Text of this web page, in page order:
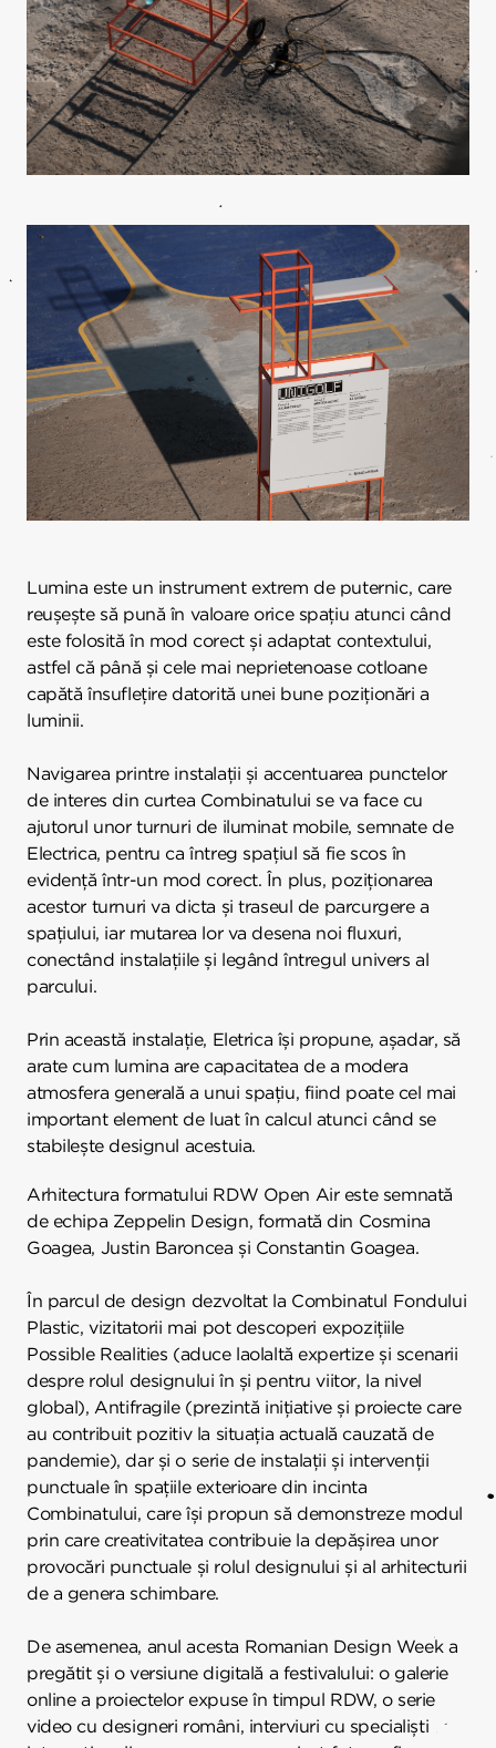
Lumina este un instrument extrem de puternic, care
reușește să pună în valoare orice spațiu atunci când
este folosită în mod corect și adaptat contextului,
astfel că până și cele mai neprietenoase cotloane
capătă însuflețire datorită unei bune poziționări a
luminii.
Navigarea printre instalații și accentuarea punctelor
de interes din curtea Combinatului se va face cu
ajutorul unor turnuri de iluminat mobile, semnate de
Electrica, pentru ca întreg spațiul să fie scos în
evidență într-un mod corect. În plus, poziționarea
acestor turnuri va dicta și traseul de parcurgere a
spațiului, iar mutarea lor va desena noi fluxuri,
conectând instalațiile și legând întregul univers al
parcului.
Prin această instalație, Eletrica își propune, așadar, să
arate cum lumina are capacitatea de a modera
atmosfera generală a unui spațiu, fiind poate cel mai
important element de luat în calcul atunci când se
stabilește designul acestuia.
Arhitectura formatului RDW Open Air este semnată
de echipa Zeppelin Design, formată din Cosmina
Goagea, Justin Baroncea și Constantin Goagea.
În parcul de design dezvoltat la Combinatul Fondului
Plastic, vizitatorii mai pot descoperi expozițiile
Possible Realities (aduce laolaltă expertize și scenarii
despre rolul designului în și pentru viitor, la nivel
global), Antifragile (prezintă inițiative și proiecte care
au contribuit pozitiv la situația actuală cauzată de
pandemie), dar și o serie de instalații și intervenții
punctuale în spațiile exterioare din incinta
Combinatului, care își propun să demonstreze modul
prin care creativitatea contribuie la depășirea unor
provocări punctuale și rolul designului și al arhitecturii
de a genera schimbare.
De asemenea, anul acesta Romanian Design Week a
pregătit și o versiune digitală a festivalului: o galerie
online a proiectelor expuse în timpul RDW, o serie
video cu designeri români, interviuri cu specialiști